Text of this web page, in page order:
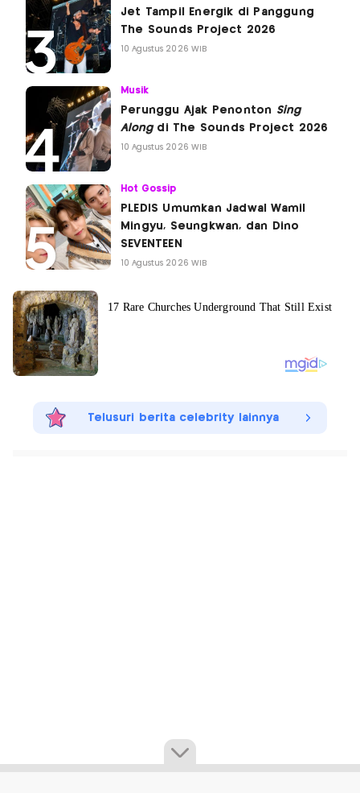
Jet Tampil Energik di Panggung
The Sounds Project 2026
10 Agustus 2026 WIB
Musik
Perunggu Ajak Penonton Sing
Alongdi The Sounds Project 2026
10 Agustus 2026 WIB
Hot Gossip
PLEDIS Umumkan Jadwal Wamil
Mingyu, Seungkwan, dan Dino
SEVENTEEN
10 Agustus 2026 WIB
Telusuri berita celebrity lainnya